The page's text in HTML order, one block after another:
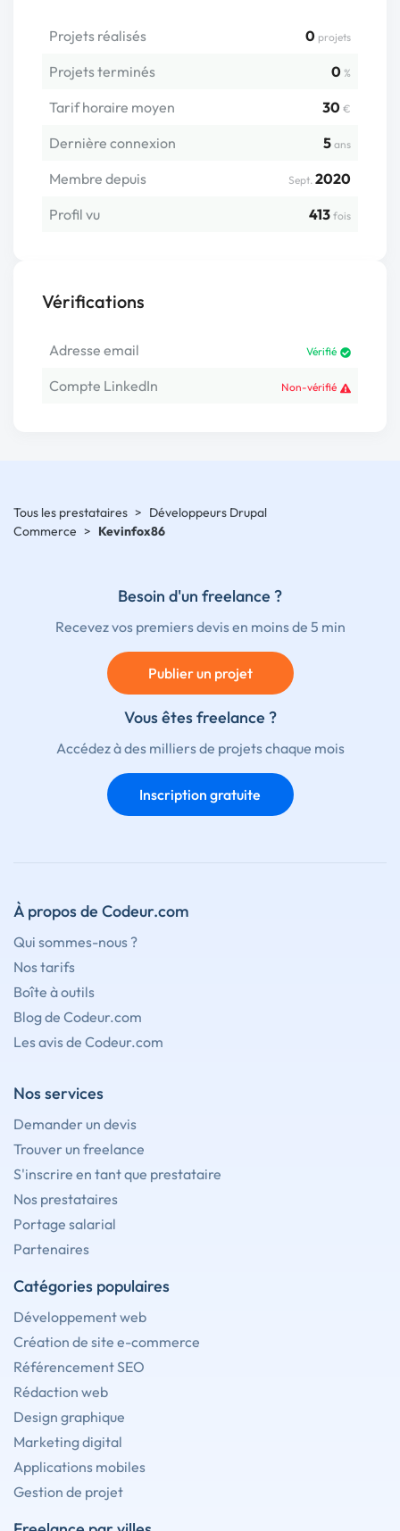
Projets réalisés 0 projets
Projets terminés 0 %
Tarif horaire moyen 30 €
Dernière connexion 5 ans
Membre depuis Sept. 2020
Profil vu
413 fois
Vérifications
Adresse email Vérifié
Compte LinkedIn Non-vérifié
Tous les prestataires > Développeurs Drupal
Commerce > Kevinfox86
Besoin d'un freelance ?
Recevez vos premiers devis en moins de 5 min
Publier un projet
Vous êtes freelance ?
Accédez à des milliers de projets chaque mois
Inscription gratuite
À propos de Codeur.com
Qui sommes-nous ?
Nos tarifs
Boîte à outils
Blog de Codeur.com
Les avis de Codeur.com
Nos services
Demander un devis
Trouver un freelance
S'inscrire en tant que prestataire
Nos prestataires
Portage salarial
Partenaires
Catégories populaires
Développement web
Création de site e-commerce
Référencement SEO
Rédaction web
Design graphique
Marketing digital
Applications mobiles
Gestion de projet